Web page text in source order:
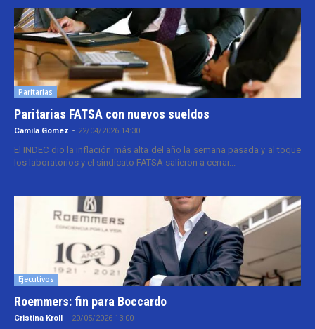
Paritarias
Paritarias FATSA con nuevos sueldos
Camila Gomez - 22/04/2026 14:30
El INDEC dio la inflación más alta del año la semana pasada y al toque
los laboratorios y el sindicato FATSA salieron a cerrar...
Ejecutivos
Roemmers: fin para Boccardo
Cristina Kroll - 20/05/2026 13:00